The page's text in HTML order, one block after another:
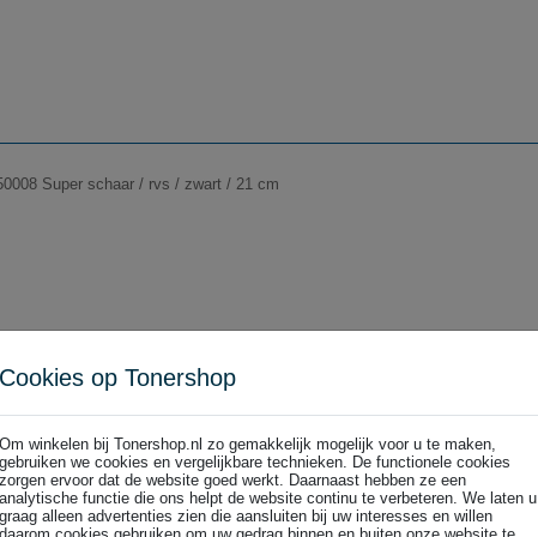
Super schaar / rvs / zwart / 21 cm
staal / zwart / 26 cm
Super schaar voor rechtshandigen / roestvrij staal / zwart / 26 cm
Cookies op Tonershop
Om winkelen bij Tonershop.nl zo gemakkelijk mogelijk voor u te maken,
gebruiken we cookies en vergelijkbare technieken. De functionele cookies
zorgen ervoor dat de website goed werkt. Daarnaast hebben ze een
analytische functie die ons helpt de website continu te verbeteren. We laten u
graag alleen advertenties zien die aansluiten bij uw interesses en willen